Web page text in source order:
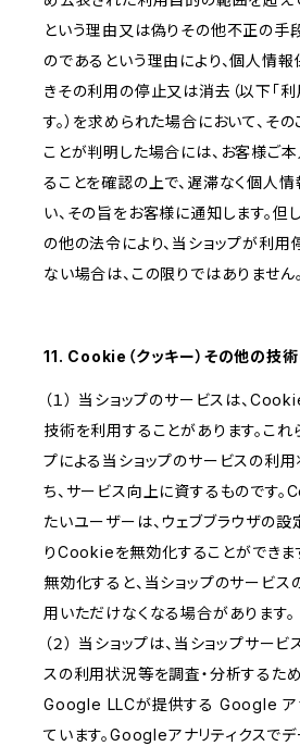
という理由又は偽りその他不正の手
のであるという理由により、個人情
きその利用の停止又は消去（以下「利
す。）を求められた場合において、そ
ことが判明した場合には、お客様ご
ることを確認の上で、遅滞なく個人
い、その旨をお客様に通知します。但
の他の法令により、当ショップが利
ない場合は、この限りではありません。
11. Cookie（クッキー）その他の技
（１） 当ショップのサービスは、
技術を利用することがあります。これ
プによる当ショップのサービスの利
ち、サービス向上に資するものです
たいユーザーは、ウェブブラウザの設
りCookieを無効化することができま
無効化すると、当ショップのサービ
用いただけなくなる場合があります。
（２） 当ショップは、当ショップサー
スの利用状況等を調査・分析するた
Google LLCが提供する Google ア
ています。Googleアナリティクスで